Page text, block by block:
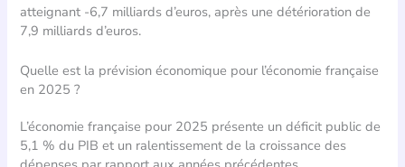
atteignant -6,7 milliards d’euros, après une détérioration de
7,9 milliards d’euros.
Quelle est la prévision économique pour l’économie française
en 2025 ?
L’économie française pour 2025 présente un déficit public de
5,1 % du PIB et un ralentissement de la croissance des